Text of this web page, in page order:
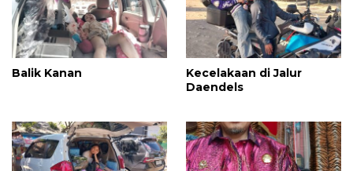
Balik Kanan
Kecelakaan di Jalur
Daendels